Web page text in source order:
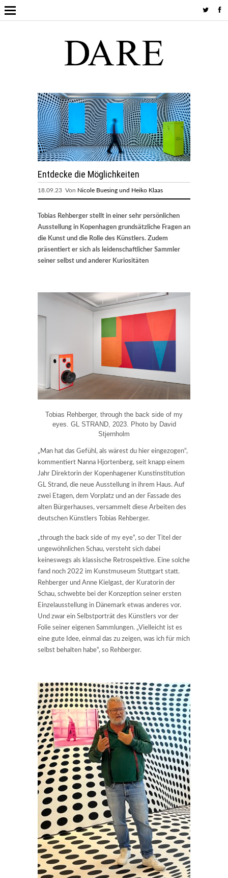
Entdecke die Möglichkeiten
18.09.23 Von Nicole Buesing und Heiko Klaas
Tobias Rehberger stellt in einer sehr persönlichen
Ausstellung in Kopenhagen grundsätzliche Fragen an
die Kunst und die Rolle des Künstlers. Zudem
präsentiert er sich als leidenschaftlicher Sammler
seiner selbst und anderer Kuriositäten
Tobias Rehberger, through the back side of my
eyes. GL STRAND, 2023. Photo by David
Stjernholm
„Man hat das Gefühl, als wärest du hier eingezogen“,
kommentiert Nanna Hjortenberg, seit knapp einem
Jahr Direktorin der Kopenhagener Kunstinstitution
GL Strand, die neue Ausstellung in ihrem Haus. Auf
zwei Etagen, dem Vorplatz und an der Fassade des
alten Bürgerhauses, versammelt diese Arbeiten des
deutschen Künstlers Tobias Rehberger.
„through the back side of my eye“, so der Titel der
ungewöhnlichen Schau, versteht sich dabei
keineswegs als klassische Retrospektive. Eine solche
fand noch 2022 im Kunstmuseum Stuttgart statt.
Rehberger und Anne Kielgast, der Kuratorin der
Schau, schwebte bei der Konzeption seiner ersten
Einzelausstellung in Dänemark etwas anderes vor.
Und zwar ein Selbstporträt des Künstlers vor der
Folie seiner eigenen Sammlungen. „Vielleicht ist es
eine gute Idee, einmal das zu zeigen, was ich für mich
selbst behalten habe“, so Rehberger.